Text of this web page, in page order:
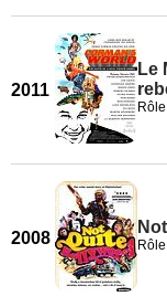
2011
Le
2008